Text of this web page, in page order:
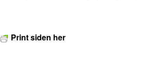
Print siden her